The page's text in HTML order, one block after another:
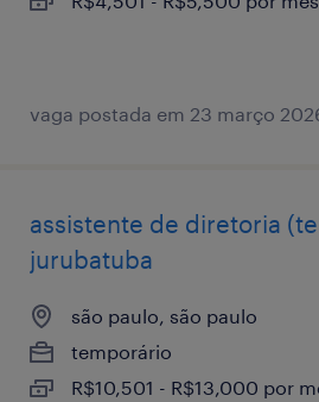
vaga postada em 23 março
assistente de diretoria
jurubatuba
são paulo, são paulo
temporário
R$10,501 - R$13,000 por